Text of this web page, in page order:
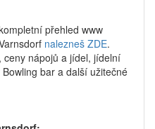
přehled www
nalezneš ZDE.
nápojů a jídel, jídelní
bar a další užitečné